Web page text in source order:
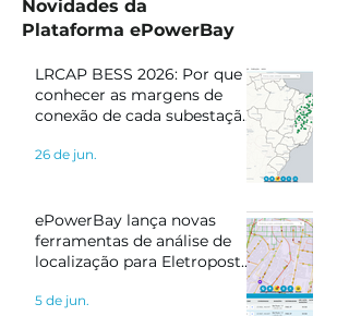
Novidades da
Plataforma ePowerBay
LRCAP BESS 2026: Por que
conhecer as margens de
conexão de cada subestação
seu projeto
26 de jun.
ePowerBay lança novas
ferramentas de análise de
localização para Eletropostos
5 de jun.